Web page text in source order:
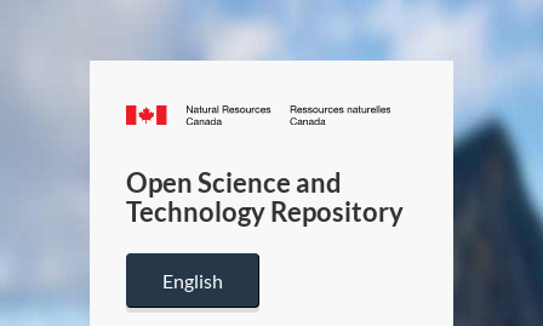
Canada.ca
/
Canada
Open Science and
Technology Repository
English